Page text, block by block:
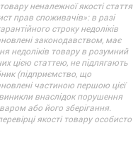
неналежної якості стаття
прав споживачів»: в разі
строку недоліків
законодавством, має
недоліків товару в розумний
цією статтею, не підлягають
(підприємство, що
частиною першою цієї
внаслідок порушення
або його зберігання.
якості товару особисто